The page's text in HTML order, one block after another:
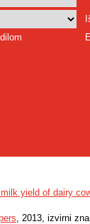
yield of dairy
, 2013, izvirni